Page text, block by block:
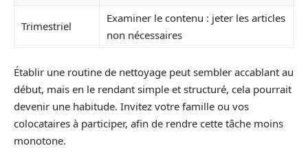
Trimestriel
Examiner le contenu : jeter les articles
non nécessaires
Établir une routine de nettoyage peut sembler accablant au
début, mais en le rendant simple et structuré, cela pourrait
devenir une habitude. Invitez votre famille ou vos
colocataires à participer, afin de rendre cette tâche moins
monotone.